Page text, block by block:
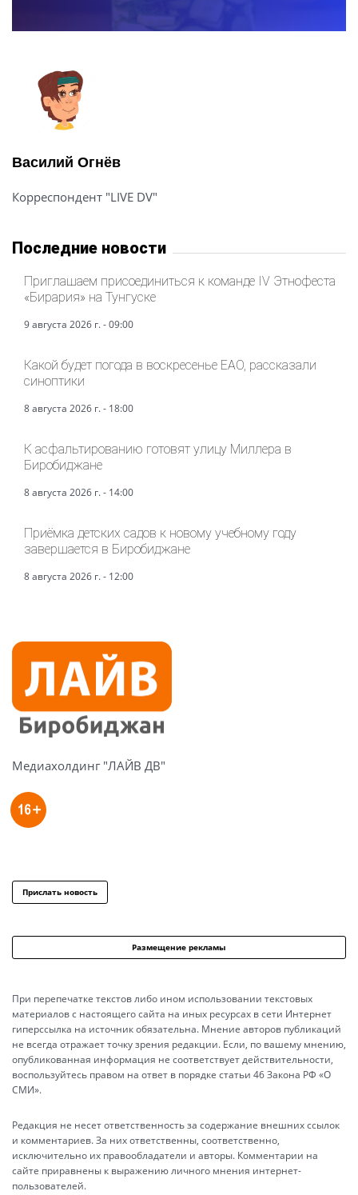
Василий Огнёв
Корреспондент "LIVE DV"
Последние новости
Приглашаем присоединиться к команде IV Этнофеста
«Бирария» на Тунгуске
9 августа 2026 г. - 09:00
Какой будет погода в воскресенье ЕАО, рассказали
синоптики
8 августа 2026 г. - 18:00
К асфальтированию готовят улицу Миллера в
Биробиджане
8 августа 2026 г. - 14:00
Приёмка детских садов к новому учебному году
завершается в Биробиджане
8 августа 2026 г. - 12:00
Медиахолдинг "ЛАЙВ ДВ"
Прислать новость
Размещение рекламы
При перепечатке текстов либо ином использовании текстовых
материалов с настоящего сайта на иных ресурсах в сети Интернет
гиперссылка на источник обязательна. Мнение авторов публикаций
не всегда отражает точку зрения редакции. Если, по вашему мнению,
опубликованная информация не соответствует действительности,
воспользуйтесь правом на ответ в порядке статьи 46 Закона РФ «О
СМИ».
Редакция не несет ответственность за содержание внешних ссылок
и комментариев. За них ответственны, соответственно,
исключительно их правообладатели и авторы. Комментарии на
сайте приравнены к выражению личного мнения интернет-
пользователей.